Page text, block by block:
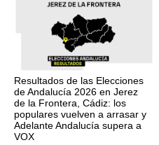
Resultados de las Elecciones
de Andalucía 2026 en Jerez
de la Frontera, Cádiz: los
populares vuelven a arrasar y
Adelante Andalucía supera a
VOX